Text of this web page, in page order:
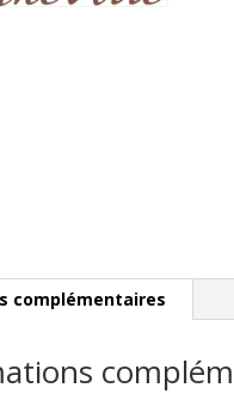
complémentaires